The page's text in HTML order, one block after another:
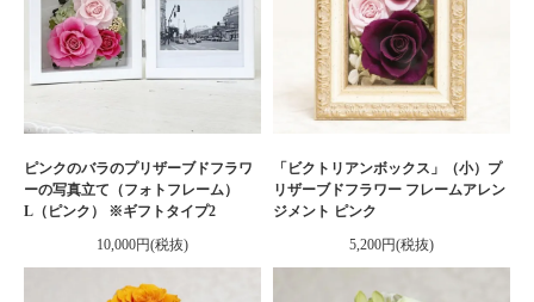
ピンクのバラのプリザーブドフラワ
ーの写真立て（フォトフレーム）
L（ピンク） ※ギフトタイプ2
10,000円(税抜)
「ビクトリアンボックス」（小）プ
リザーブドフラワー フレームアレン
ジメント ピンク
5,200円(税抜)